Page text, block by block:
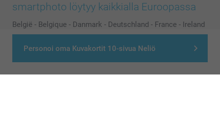
Personoi oma Kuvakortit 10-sivua Neliö
smartphoto löytyy kaikkialla Euroopassa
België - Belgique - Danmark - Deutschland - France - Ireland
- Nederland - Norge - Österreich - Schweiz - Suisse -
Switzerland - Suomi - Sverige - United Kingdom
Other Countries